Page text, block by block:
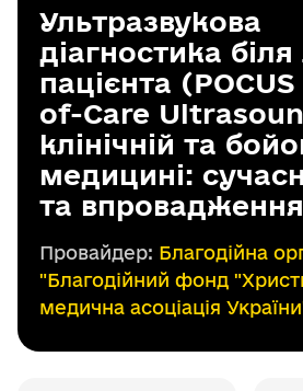
Ультразвукова
діагностика
пацієнта
of-Care
клінічній та
медицині:
та впровадження
Провайдер: Благодійна
"Благодійний фонд
медична асоціація